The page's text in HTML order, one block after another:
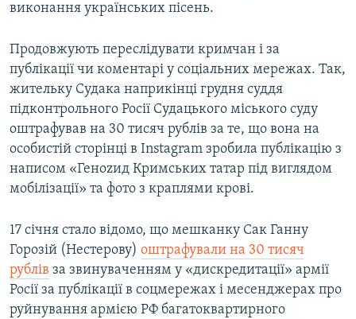
виконання українських пісень.
Продовжують переслідувати кримчан і за
публікації чи коментарі у соціальних мережах. Так,
жительку Судака наприкінці грудня суддя
підконтрольного Росії Судацького міського суду
оштрафував на 30 тисяч рублів за те, що вона на
особистій сторінці в Instagram зробила публікацію з
написом «Геноzид Кримських татар під виглядом
мобілізації» та фото з краплями крові.
17 січня стало відомо, що мешканку Сак Ганну
Горозій (Нестерову) оштрафували на 30 тисяч
рублів за звинуваченням у «дискредитації» армії
Росії за публікації в соцмережах і месенджерах про
руйнування армією РФ багатоквартирного